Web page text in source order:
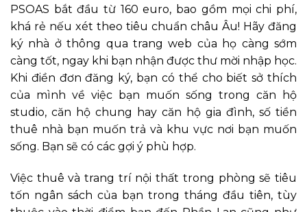
PSOAS bắt đầu từ 160 euro, bao gồm mọi chi phí,
khá rẻ nếu xét theo tiêu chuẩn châu Âu! Hãy đăng
ký nhà ở thông qua trang web của họ càng sớm
càng tốt, ngay khi bạn nhận được thư mời nhập học.
Khi điền đơn đăng ký, bạn có thể cho biết sở thích
của mình về việc bạn muốn sống trong căn hộ
studio, căn hộ chung hay căn hộ gia đình, số tiền
thuê nhà bạn muốn trả và khu vực nơi bạn muốn
sống. Bạn sẽ có các gợi ý phù hợp.
Việc thuê và trang trí nội thất trong phòng sẽ tiêu
tốn ngân sách của bạn trong tháng đầu tiên, tùy